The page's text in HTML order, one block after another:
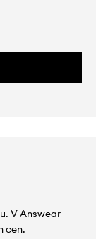
V Answear
cen.